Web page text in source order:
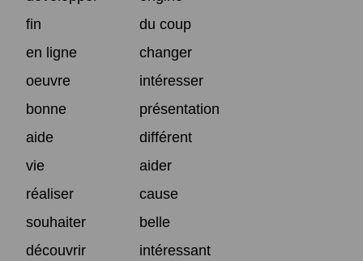
fin
du coup
en ligne
changer
oeuvre
intéresser
bonne
présentation
aide
différent
vie
aider
réaliser
cause
souhaiter
belle
découvrir
intéressant